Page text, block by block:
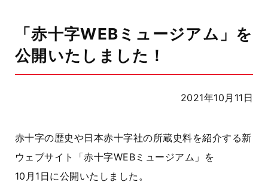
「赤十字WEBミュージアム」を
公開いたしました！
2021年10月11日
赤十字の歴史や日本赤十字社の所蔵史料を紹介する新
ウェブサイト「赤十字WEBミュージアム」を
10月1日に公開いたしました。